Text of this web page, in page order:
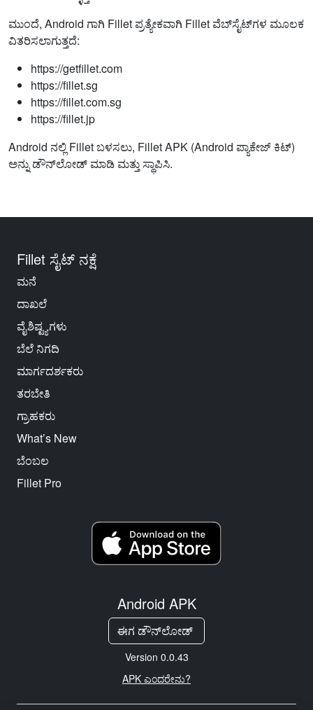
ಮುಂದೆ, Android ಗಾಗಿ Fillet ಪ್ರತ್ಯೇಕವಾಗಿ Fillet ವೆಬ್‌ಸೈಟ್‌ಗಳ ಮೂಲಕ
ವಿತರಿಸಲಾಗುತ್ತದೆ:
https://getfillet.com
https://fillet.sg
https://fillet.com.sg
https://fillet.jp
Android ನಲ್ಲಿ Fillet ಬಳಸಲು, Fillet APK (Android ಪ್ಯಾಕೇಜ್ ಕಿಟ್)
ಅನ್ನು ಡೌನ್‌ಲೋಡ್ ಮಾಡಿ ಮತ್ತು ಸ್ಥಾಪಿಸಿ.
Fillet ಸೈಟ್ ನಕ್ಷೆ
ಮನೆ
ದಾಖಲೆ
ವೈಶಿಷ್ಟ್ಯಗಳು
ಬೆಲೆ ನಿಗದಿ
ಮಾರ್ಗದರ್ಶಕರು
ತರಬೇತಿ
ಗ್ರಾಹಕರು
What’s New
ಬೆಂಬಲ
Fillet Pro
Android APK
ಈಗ ಡೌನ್‌ಲೋಡ್
Version 0.0.43
APK ಎಂದರೇನು?